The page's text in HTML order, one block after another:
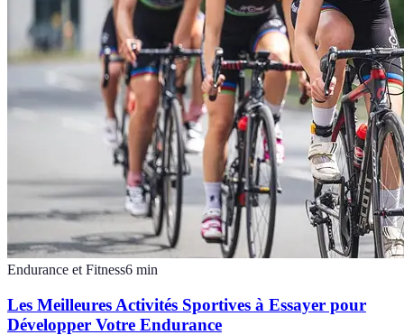
Endurance et Fitness6 min
Les Meilleures Activités Sportives à Essayer pour
Développer Votre Endurance